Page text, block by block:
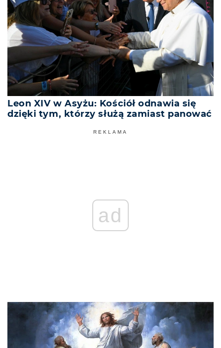
Leon XIV w Asyżu: Kościół odnawia się
dzięki tym, którzy służą zamiast panować
REKLAMA
ad